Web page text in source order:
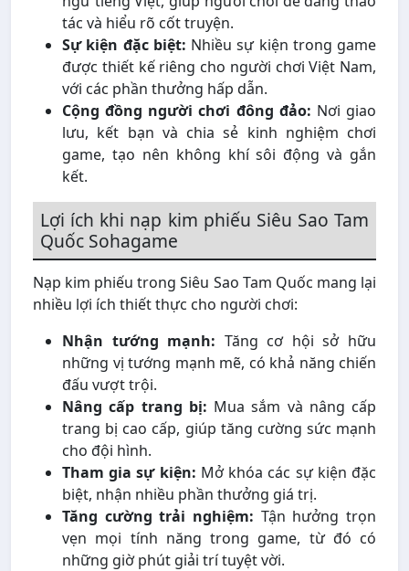
tác và hiểu rõ cốt truyện.
Sự kiện đặc biệt: Nhiều sự kiện trong game
được thiết kế riêng cho người chơi Việt Nam,
với các phần thưởng hấp dẫn.
Cộng đồng người chơi đông đảo: Nơi giao
lưu, kết bạn và chia sẻ kinh nghiệm chơi
game, tạo nên không khí sôi động và gắn
kết.
Lợi ích khi nạp kim phiếu Siêu Sao Tam
Quốc Sohagame
Nạp kim phiếu trong Siêu Sao Tam Quốc mang lại
nhiều lợi ích thiết thực cho người chơi:
Nhận tướng mạnh: Tăng cơ hội sở hữu
những vị tướng mạnh mẽ, có khả năng chiến
đấu vượt trội.
Nâng cấp trang bị: Mua sắm và nâng cấp
trang bị cao cấp, giúp tăng cường sức mạnh
cho đội hình.
Tham gia sự kiện: Mở khóa các sự kiện đặc
biệt, nhận nhiều phần thưởng giá trị.
Tăng cường trải nghiệm: Tận hưởng trọn
vẹn mọi tính năng trong game, từ đó có
những giờ phút giải trí tuyệt vời.